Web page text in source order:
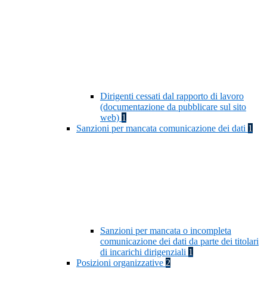
Dirigenti cessati dal rapporto di lavoro
(documentazione da pubblicare sul sito
web) 1
Sanzioni per mancata comunicazione dei dati 1
Sanzioni per mancata o incompleta
comunicazione dei dati da parte dei titolari
di incarichi dirigenziali 1
Posizioni organizzative 2